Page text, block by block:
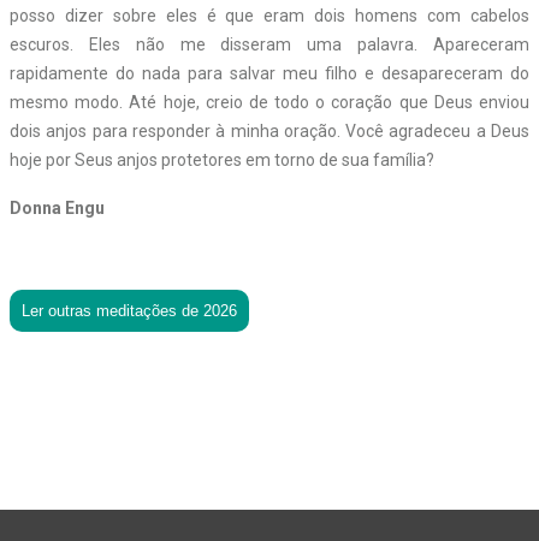
posso dizer sobre eles é que eram dois homens com cabelos
escuros. Eles não me disseram uma palavra. Apareceram
rapidamente do nada para salvar meu filho e desapareceram do
mesmo modo. Até hoje, creio de todo o coração que Deus enviou
dois anjos para responder à minha oração.Você agradeceu a Deus
hoje por Seus anjos protetores em torno de sua família?
Donna Engu
Ler outras meditações de 2026